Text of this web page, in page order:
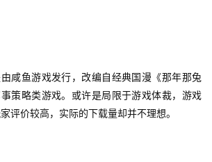
由咸鱼游戏发行，改编自经典国漫《那年那兔
策略类游戏。或许是局限于游戏体裁，游戏
家评价较高，实际的下载量却并不理想。